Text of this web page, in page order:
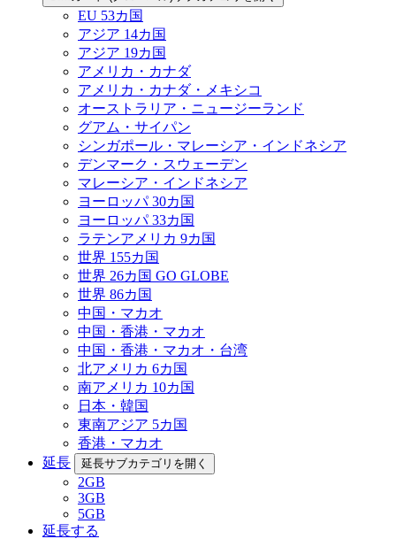
EU 53カ国
アジア 14カ国
アジア 19カ国
アメリカ・カナダ
アメリカ・カナダ・メキシコ
オーストラリア・ニュージーランド
グアム・サイパン
シンガポール・マレーシア・インドネシア
デンマーク・スウェーデン
マレーシア・インドネシア
ヨーロッパ 30カ国
ヨーロッパ 33カ国
ラテンアメリカ 9カ国
世界 155カ国
世界 26カ国 GO GLOBE
世界 86カ国
中国・マカオ
中国・香港・マカオ
中国・香港・マカオ・台湾
北アメリカ 6カ国
南アメリカ 10カ国
日本・韓国
東南アジア 5カ国
香港・マカオ
延長
延長サブカテゴリを開く
2GB
3GB
5GB
延長する